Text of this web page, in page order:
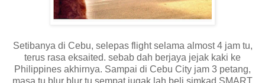
Setibanya di Cebu, selepas flight selama almost 4 jam tu,
terus rasa eksaited. sebab dah berjaya jejak kaki ke
Philippines akhirnya. Sampai di Cebu City jam 3 petang,